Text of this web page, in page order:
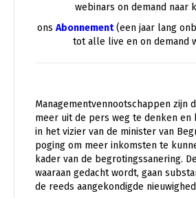
webinars on demand naar
ons Abonnement(een jaar lang
tot alle live en on demand
Managementvennootschappen zijn
meer uit de pers weg te denken en
in het vizier van de minister van
poging om meer inkomsten te
kader van de begrotingssanering.
waaraan gedacht wordt, gaan
de reeds aangekondigde